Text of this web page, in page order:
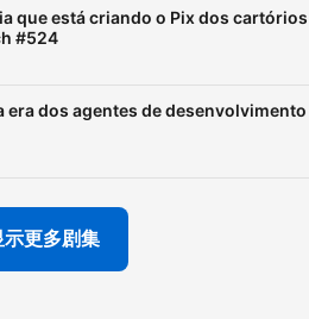
que está criando o Pix dos cartórios
#524
era dos agentes de desenvolvimento
示更多剧集